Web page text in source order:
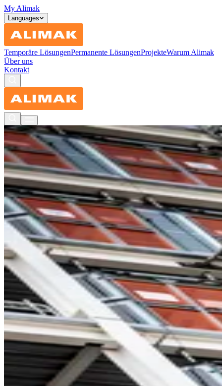
My Alimak
Languages
Temporäre LösungenPermanente LösungenProjekteWarum Alimak
Über uns
Kontakt